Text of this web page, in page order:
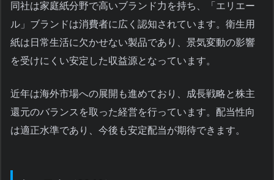
同社は家庭紙分野で高いブランド力を持ち、「エリエー
ル」ブランドは消費者に広く認知されています。衛生用
紙は日常生活に欠かせない製品であり、景気変動の影響
を受けにくい安定した収益源となっています。
近年は海外市場への展開も進めており、成長戦略と株主
還元のバランスを取った経営を行っています。配当性向
は適正水準であり、今後も安定配当が期待できます。